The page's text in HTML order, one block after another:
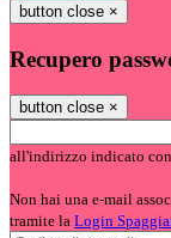
button close ×
Recupero
button close ×
all'indirizzo indicato
Non hai una e-mail
tramite la Login